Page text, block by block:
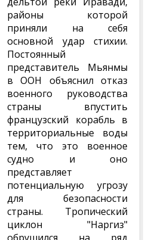
районы которой
приняли на себя
основной удар стихии.
Постоянный
представитель Мьянмы
в ООН объяснил отказ
военного руководства
страны впустить
французский корабль в
территориальные воды
тем, что это военное
судно и оно
представляет
потенциальную угрозу
для безопасности
страны. Тропический
циклон "Наргиз"